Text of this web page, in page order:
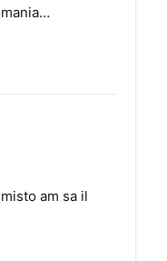
am sa il